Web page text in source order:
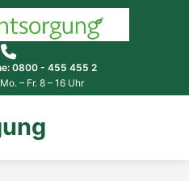
0800 - 455 455 2
– Fr. 8 – 16 Uhr